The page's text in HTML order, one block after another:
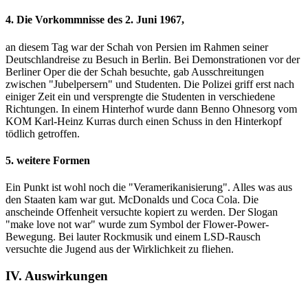
4. Die Vorkommnisse des 2. Juni 1967,
an diesem Tag war der Schah von Persien im Rahmen seiner
Deutschlandreise zu Besuch in Berlin. Bei Demonstrationen vor der
Berliner Oper die der Schah besuchte, gab Ausschreitungen
zwischen "Jubelpersern" und Studenten. Die Polizei griff erst nach
einiger Zeit ein und versprengte die Studenten in verschiedene
Richtungen. In einem Hinterhof wurde dann Benno Ohnesorg vom
KOM Karl-Heinz Kurras durch einen Schuss in den Hinterkopf
tödlich getroffen.
5. weitere Formen
Ein Punkt ist wohl noch die "Veramerikanisierung". Alles was aus
den Staaten kam war gut. McDonalds und Coca Cola. Die
anscheinde Offenheit versuchte kopiert zu werden. Der Slogan
"make love not war" wurde zum Symbol der Flower-Power-
Bewegung. Bei lauter Rockmusik und einem LSD-Rausch
versuchte die Jugend aus der Wirklichkeit zu fliehen.
IV. Auswirkungen